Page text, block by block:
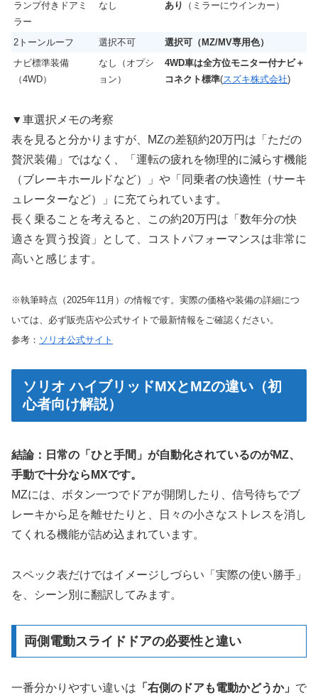
ランプ付きドアミ
ラー
なし あり （ミラーにウインカー）
2トーンルーフ 選択不可
選択可（MZ/MV専用色）
ナビ標準装備
（4WD）
なし（オプシ
ョン）
4WD車は全方位モニター付ナビ＋
コネクト標準(スズキ株式会社)
▼車選択メモの考察
表を見ると分かりますが、MZの差額約20万円は「ただの
贅沢装備」ではなく、「運転の疲れを物理的に減らす機能
（ブレーキホールドなど）」や「同乗者の快適性（サーキ
ュレーターなど）」に充てられています。
長く乗ることを考えると、この約20万円は「数年分の快
適さを買う投資」として、コストパフォーマンスは非常に
高いと感じます。
※執筆時点（2025年11月）の情報です。実際の価格や装備の詳細につ
いては、必ず販売店や公式サイトで最新情報をご確認ください。
参考： ソリオ公式サイト
ソリオ ハイブリッドMXとMZの違い（初
心者向け解説）
結論：日常の「ひと手間」が自動化されているのがMZ、
手動で十分ならMXです。
MZには、ボタン一つでドアが開閉したり、信号待ちでブ
レーキから足を離せたりと、日々の小さなストレスを消し
てくれる機能が詰め込まれています。
スペック表だけではイメージしづらい「実際の使い勝手」
を、シーン別に翻訳してみます。
両側電動スライドドアの必要性と違い
一番分かりやすい違いは 「右側のドアも電動かどうか」 で